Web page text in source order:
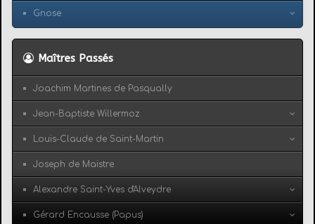
Gnose
Maîtres Passés
Joachim Martines de Pasqually
Jean-Baptiste Willermoz
Louis-Claude de Saint-Martin
Joseph de Maistre
Alexandre Saint-Yves d'Alveydre
Gérard Encausse (Papus)